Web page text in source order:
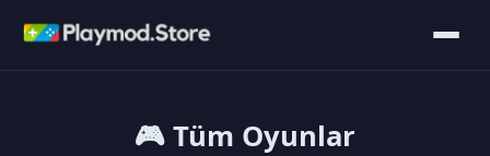
🎮 Tüm Oyunlar